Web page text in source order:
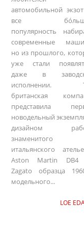
автомобильной
все
популярность
современные
но из прошлого,
уже стали
даже в
исполнении.
британская
представила
новодельный
дизайном
знаменитого
итальянского
Aston Martin DB4
Zagato образца
модельного...
LOE